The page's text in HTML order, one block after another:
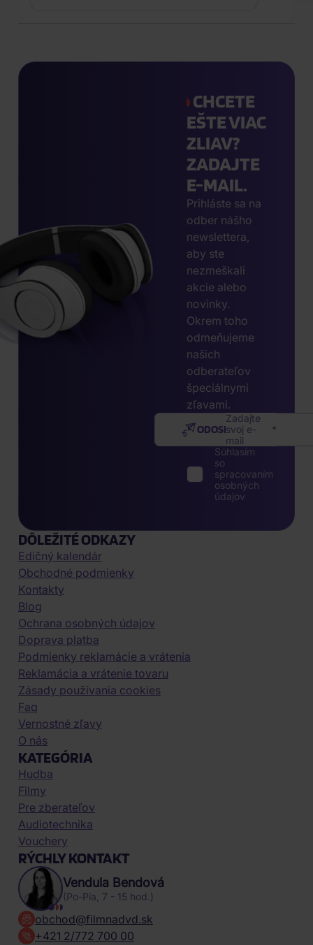
CHCETE
EŠTE VIAC
ZLIAV?
ZADAJTE
E-MAIL.
Prihláste sa na
odber nášho
newslettera,
aby ste
nezmeškali
akcie alebo
novinky.
Okrem toho
odmeňujeme
našich
odberateľov
špeciálnymi
zľavami.
Zadajte
svoj e-
mail
ODOSLAŤ
Súhlasím
so
spracovaním
osobných
údajov
DÔLEŽITÉ ODKAZY
Edičný kalendár
Obchodné podmienky
Kontakty
Blog
Ochrana osobných údajov
Doprava platba
Podmienky reklamácie a vrátenia
Reklamácia a vrátenie tovaru
Zásady používania cookies
Faq
Vernostné zľavy
O nás
KATEGÓRIA
Hudba
Filmy
Pre zberateľov
Audiotechnika
Vouchery
RÝCHLY KONTAKT
Vendula Bendová
(Po-Pia, 7 - 15 hod.)
obchod@filmnadvd.sk
+421 2/772 700 00